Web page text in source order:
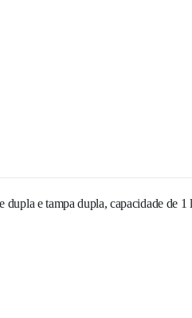
e tampa dupla, capacidade de